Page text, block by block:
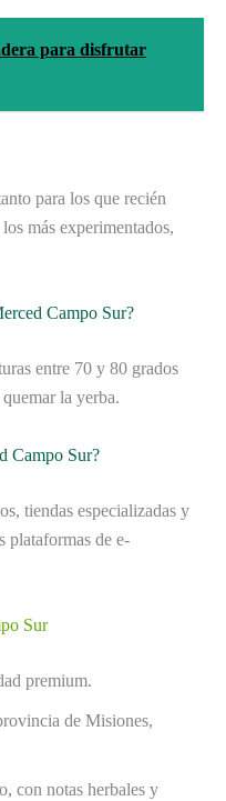
para disfrutar
para los que recién
más experimentados,
Campo Sur?
entre 70 y 80 grados
la yerba.
Campo Sur?
tiendas especializadas y
plataformas de e-
Sur
premium.
de Misiones,
con notas herbales y